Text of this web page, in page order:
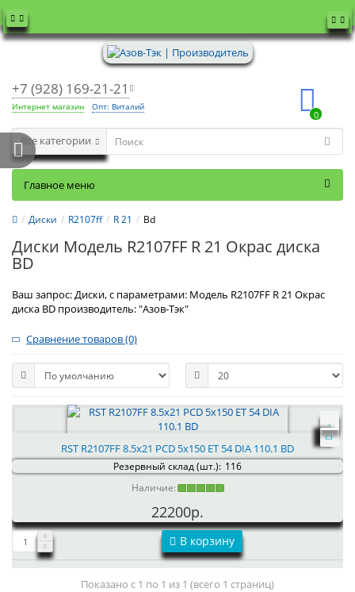
+7 (928) 169-21-21
Интернет магазин Опт: Виталий
0
Все категории
Главное меню
Диски R2107ff R 21 Bd
Диски Модель R2107FF R 21 Окрас диска
BD
Ваш запрос: Диски, с параметрами: Модель R2107FF R 21 Окрас
диска BD производитель: "Азов-Тэк"
Сравнение товаров (0)
RST R2107FF 8.5x21 PCD 5x150 ET 54 DIA 110.1 BD
Резервный склад (шт.): 116
Наличие:
22200р.
В корзину
Показано с 1 по 1 из 1 (всего 1 страниц)